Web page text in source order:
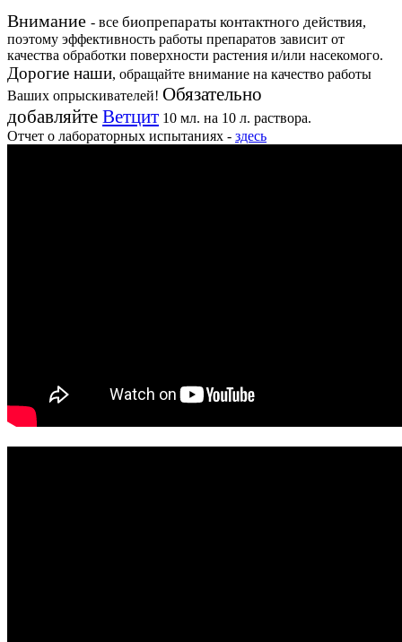
Внимание - все биопрепараты контактного действия,
поэтому эффективность работы препаратов зависит от
качества обработки поверхности растения и/или насекомого.
Дорогие наши, обращайте внимание на качество работы
Ваших опрыскивателей! Обязательно
добавляйте Ветцит 10 мл. на 10 л. раствора.
Отчет о лабораторных испытаниях - здесь